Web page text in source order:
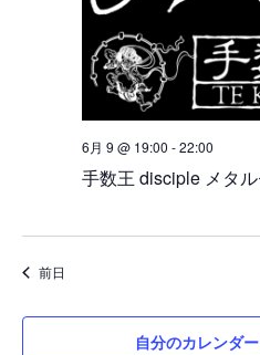
6月 9 @ 19:00 -22:00
手数王 disciple メタ
前日
自分のカレンダ